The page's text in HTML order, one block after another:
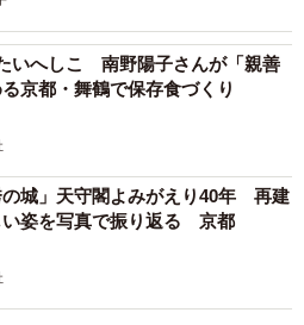
いへしこ 南野陽子さんが「親善
京都・舞鶴で保存食づくり
の城」天守閣よみがえり40年 再建
い姿を写真で振り返る 京都